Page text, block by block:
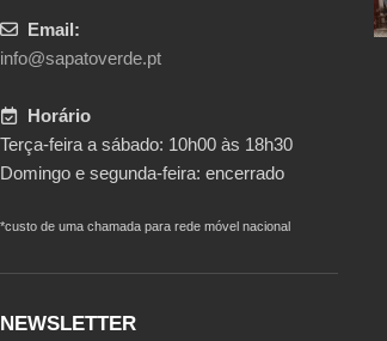
Email:
info@sapatoverde.pt
Horário
Terça-feira a sábado: 10h00 às 18h30
Domingo e segunda-feira: encerrado
*custo de uma chamada para rede móvel nacional
NEWSLETTER